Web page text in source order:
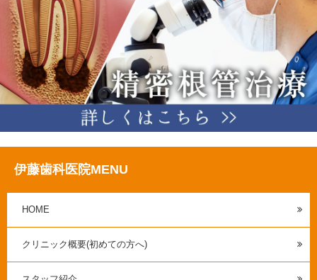
伊藤歯科医院MENU
HOME
クリニック概要(初めての方へ)